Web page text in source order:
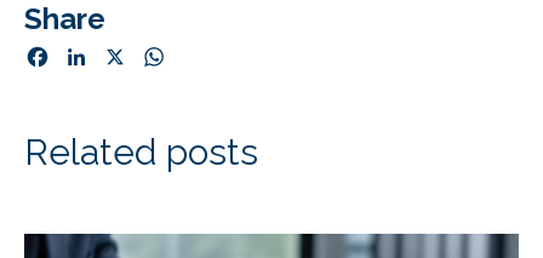
Share
FacebookLinkedIn
Related posts